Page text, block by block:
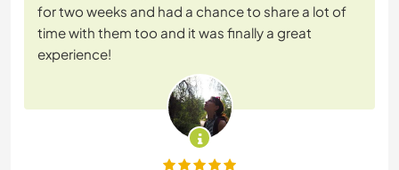
for two weeks and had a chance to share a lot of
time with them too and it was finally a great
experience!